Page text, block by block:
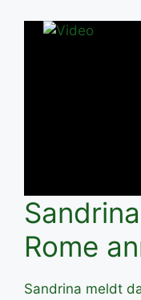
Rome
Sandrina meldt